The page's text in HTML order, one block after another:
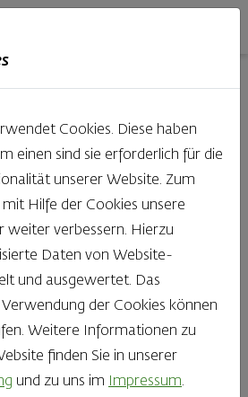
27.11.2023
alles
Yes!
Cookies. Diese haben
einen sind sie erforderlich für die
unserer Website. Zum
Hilfe der Cookies unsere
weiter verbessern. Hierzu
Daten von Website-
und ausgewertet. Das
Verwendung der Cookies können
Weitere Informationen zu
finden Sie in unserer
und zu uns im Impressum.